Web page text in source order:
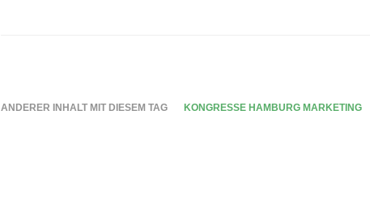
ANDERER INHALT MIT DIESEM TAG KONGRESSE HAMBURG MARKETING